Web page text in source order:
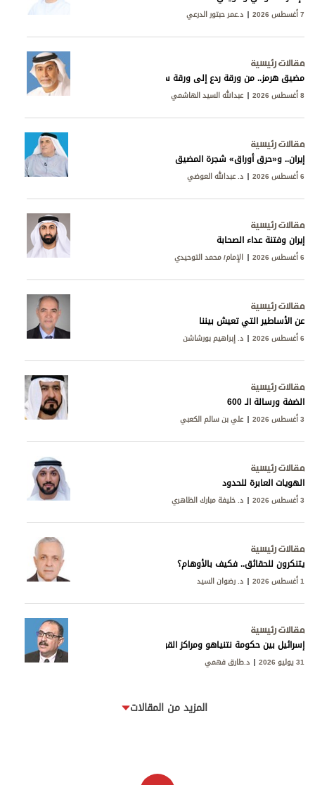
7 أغسطس 2026 د.عمر حبتور الدرعي
مقالات رئيسية
مضيق هرمز.. من ورقة ردع إلى ورقة سيادة
8 أغسطس 2026 عبدالله السيد الهاشمي
مقالات رئيسية
إيران.. و«حرق أوراق» شجرة المضيق
6 أغسطس 2026 د. عبدالله العوضي
مقالات رئيسية
إيران وفتنة عداء الصحابة
6 أغسطس 2026 الإمام/ محمد التوحيدي
مقالات رئيسية
عن الأساطير التي تعيش بيننا
6 أغسطس 2026 د. إبراهيم بورشاشن
مقالات رئيسية
الضفة ورسالة الـ 600
3 أغسطس 2026 علي بن سالم الكعبي
مقالات رئيسية
الهويات العابرة للحدود
3 أغسطس 2026 د. خليفة مبارك الظاهري
مقالات رئيسية
يتنكرون للحقائق.. فكيف بالأوهام؟
1 أغسطس 2026 د. رضوان السيد
مقالات رئيسية
إسرائيل بين حكومة نتنياهو ومراكز القوى
31 يوليو 2026 د.طارق فهمي
المزيد من المقالات